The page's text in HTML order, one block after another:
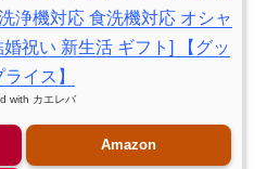
浄機対応 食洗機対応 オシャ
祝い 新生活 ギフト] 【グッ
ライス】
with カエレバ
Amazon